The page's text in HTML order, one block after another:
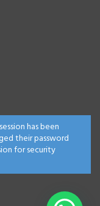
has been
their password
for security